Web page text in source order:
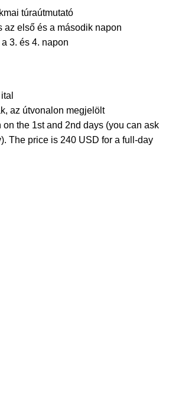
túraútmutató
az első és a második napon
3. és 4. napon
az útvonalon megjelölt
on the 1st and 2nd days (you can ask
The price is 240 USD for a full-day